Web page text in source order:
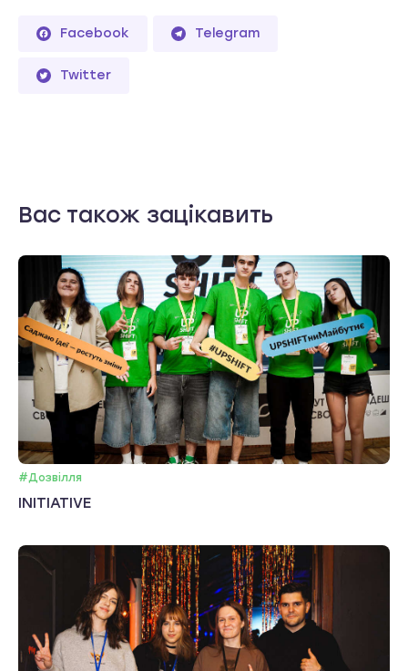
Facebook Telegram
Twitter
Вас також зацікавить
#Дозвілля
INITIATIVE